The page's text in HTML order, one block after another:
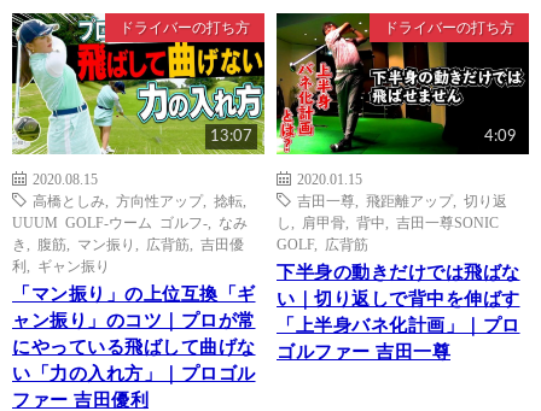
ドライバーの打ち方
13:07
2020.08.15
高橋としみ
方向性アップ, 捻転
UUUM GOLF-ウーム ゴルフ-
なみ
き
腹筋 マン振り 広背筋
吉田優
利
ギャン振り
「マン振り」の上位互換「ギ
ャン振り」のコツ｜プロが常
にやっている飛ばして曲げな
い「力の入れ方」｜プロゴル
ファー 吉田優利
ドライバーの打ち方
4:09
2020.01.15
吉田一尊
飛距離アップ, 切り返
し
肩甲骨 背中
吉田一尊SONIC
GOLF, 広背筋
下半身の動きだけでは飛ばな
い｜切り返しで背中を伸ばす
「上半身バネ化計画」｜プロ
ゴルファー 吉田一尊